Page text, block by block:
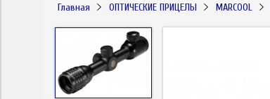
Главная ОПТИЧЕСКИЕ ПРИЦЕЛЫ MARCOOL